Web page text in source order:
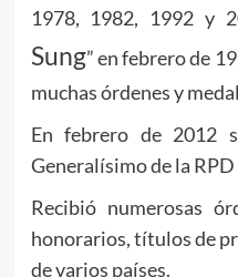
1978, 1982, 1992 y
Sung” en febrero de
muchas órdenes y
En febrero de 2012
Generalísimo de la RPD
Recibió numerosas
honorarios, títulos de
de varios países.